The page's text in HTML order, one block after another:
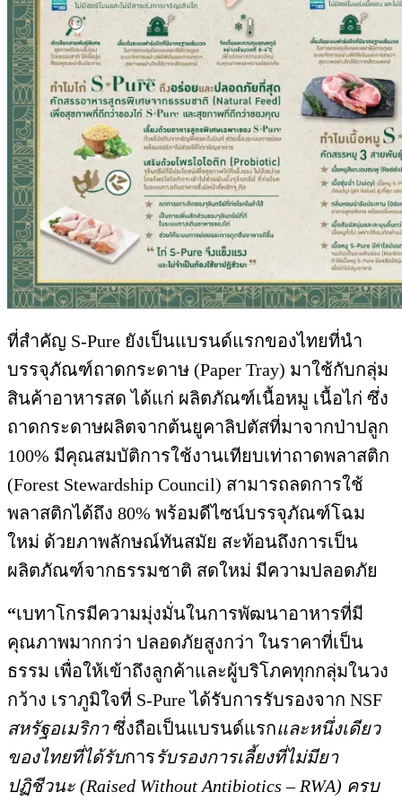
ที่สำคัญ S-Pure ยังเป็นแบรนด์แรกของไทยที่นำ
บรรจุภัณฑ์ถาดกระดาษ (Paper Tray) มาใช้กับกลุ่ม
สินค้าอาหารสด ได้แก่ ผลิตภัณฑ์เนื้อหมู เนื้อไก่ ซึ่ง
ถาดกระดาษผลิตจากต้นยูคาลิปตัสที่มาจากป่าปลูก
100% มีคุณสมบัติการใช้งานเทียบเท่าถาดพลาสติก
(Forest Stewardship Council) สามารถลดการใช้
พลาสติกได้ถึง 80% พร้อมดีไซน์บรรจุภัณฑ์โฉม
ใหม่ ด้วยภาพลักษณ์ทันสมัย สะท้อนถึงการเป็น
ผลิตภัณฑ์จากธรรมชาติ สดใหม่ มีความปลอดภัย
“เบทาโกรมีความมุ่งมั่นในการพัฒนาอาหารที่มี
คุณภาพมากกว่า ปลอดภัยสูงกว่า ในราคาที่เป็น
ธรรม เพื่อให้เข้าถึงลูกค้าและผู้บริโภคทุกกลุ่มในวง
กว้าง เราภูมิใจที่ S-Pure ได้รับการรับรองจาก NSF
สหรัฐอเมริกาซึ่งถือเป็นแบรนด์แรกและหนึ่งเดียว
ของไทยที่ได้รับการรับรองการเลี้ยงที่ไม่มียา
ปฏิชีวนะ (Raised Without Antibiotics – RWA) ครบ